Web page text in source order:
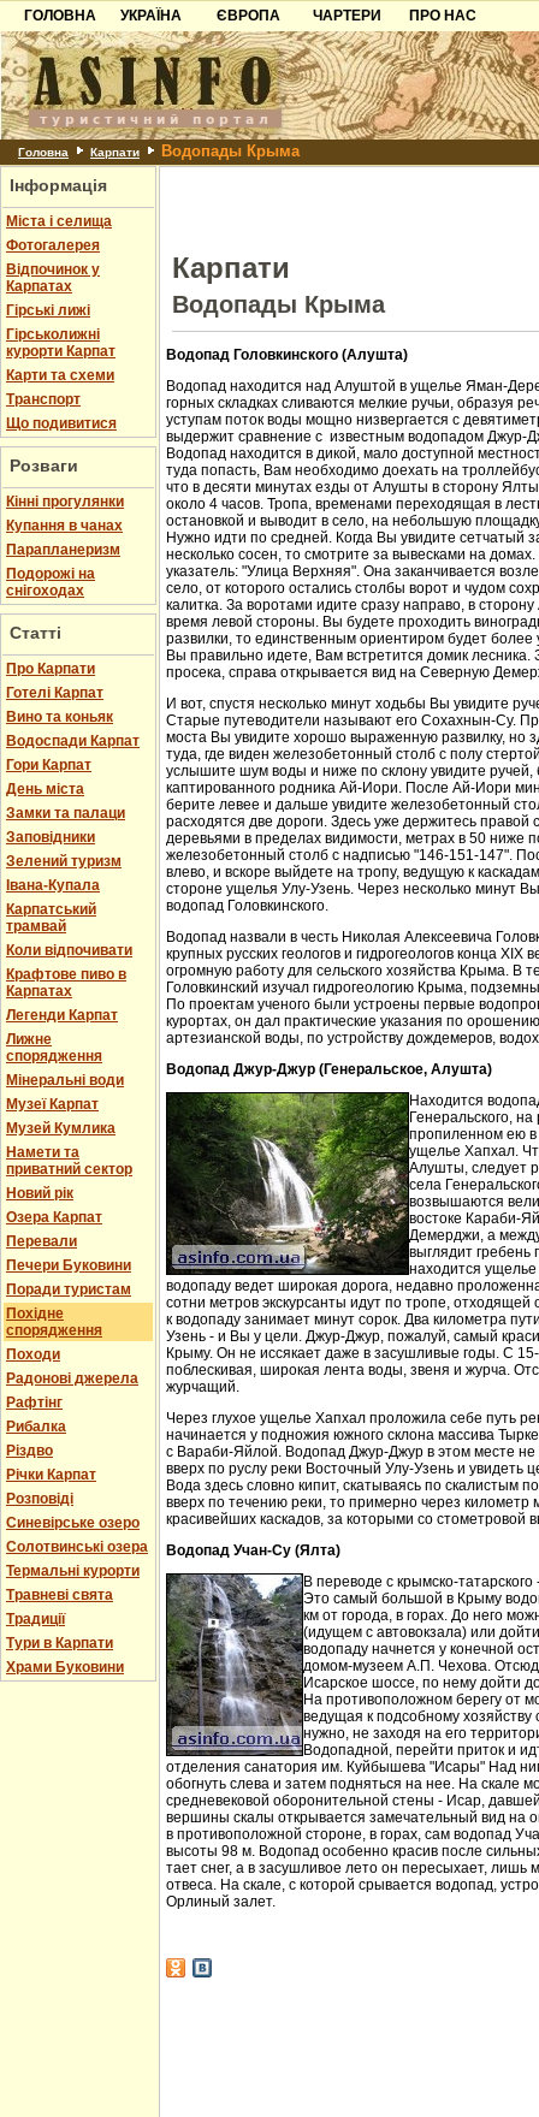
ГОЛОВНА
УКРАЇНА
Карпати
Азов
Причорноморря
Шацьк
ЄВРОПА
Чорногорія
Хорватія
Болгарія
Албанія
ЧАРТЕРИ
ПРО НАС
Контакти
Партнерам
Додати готель
Головна Карпати Водопады Крыма
Інформація
Міста і селища
Фотогалерея
Відпочинок у
Карпатах
Гірські лижі
Гірськолижні
курорти Карпат
Карти та схеми
Транспорт
Що подивитися
Розваги
Кінні прогулянки
Купання в чанах
Парапланеризм
Подорожі на
снігоходах
Статті
Про Карпати
Готелі Карпат
Вино та коньяк
Водоспади Карпат
Гори Карпат
День міста
Замки та палаци
Заповідники
Зелений туризм
Івана-Купала
Карпатський
трамвай
Коли відпочивати
Крафтове пиво в
Карпатах
Легенди Карпат
Лижне
спорядження
Мінеральні води
Музеї Карпат
Музей Кумлика
Намети та
приватний сектор
Новий рік
Озера Карпат
Перевали
Печери Буковини
Поради туристам
Похідне
спорядження
Походи
Радонові джерела
Рафтінг
Рибалка
Різдво
Річки Карпат
Розповіді
Синевірське озеро
Солотвинські озера
Термальні курорти
Травневі свята
Традиції
Тури в Карпати
Храми Буковини
Карпати
Водопады Крыма
Водопад Головкинского (Алушта)
Водопад находится над Алуштой в ущелье Яман-
горных складках сливаются мелкие ручьи, образуя
уступам поток воды мощно низвергается с
выдержит сравнение с известным водопадом Джур-
Водопад находится в дикой, мало доступной
туда попасть, Вам необходимо доехать на
что в десяти минутах езды от Алушты в сторону
около 4 часов. Тропа, временами переходящая в
остановкой и выводит в село, на небольшую
Нужно идти по средней. Когда Вы увидите сетчатый
несколько сосен, то смотрите за вывесками на
указатель: "Улица Верхняя". Она заканчивается
село, от которого остались столбы ворот и чудом
калитка. За воротами идите сразу направо, в
время левой стороны. Вы будете проходить
развилки, то единственным ориентиром будет более
Вы правильно идете, Вам встретится домик лесника.
просека, справа открывается вид на Северную
И вот, спустя несколько минут ходьбы Вы увидите
Старые путеводители называют его Сохахнын-Су.
моста Вы увидите хорошо выраженную развилку, но
туда, где виден железобетонный столб с полу
услышите шум воды и ниже по склону увидите
каптированного родника Ай-Иори. После Ай-Иори
берите левее и дальше увидите железобетонный
расходятся две дороги. Здесь уже держитесь правой
деревьями в пределах видимости, метрах в 50 ниже
железобетонный столб с надписью "146-151-147".
влево, и вскоре выйдете на тропу, ведущую к
стороне ущелья Улу-Узень. Через несколько минут
водопад Головкинского.
Водопад назвали в честь Николая Алексеевича
крупных русских геологов и гидрогеологов конца XIX
огромную работу для сельского хозяйства Крыма. В
Головкинский изучал гидрогеологию Крыма,
По проектам ученого были устроены первые
курортах, он дал практические указания по
артезианской воды, по устройству дождемеров,
Водопад Джур-Джур (Генеральское, Алушта)
Находится
Генеральского,
пропиленном ею в
ущелье Хапхал.
Алушты, следует
села
возвышаются
востоке Караби-
Демерджи, а
выглядит гребень
находится
водопаду ведет широкая дорога, недавно
сотни метров экскурсанты идут по тропе, отходящей
к водопаду занимает минут сорок. Два километра
Узень - и Вы у цели. Джур-Джур, пожалуй, самый
Крыму. Он не иссякает даже в засушливые годы. С
поблескивая, широкая лента воды, звеня и журча.
журчащий.
Через глухое ущелье Хапхал проложила себе путь
начинается у подножия южного склона массива
с Вараби-Яйлой. Водопад Джур-Джур в этом месте
вверх по руслу реки Восточный Улу-Узень и увидеть
Вода здесь словно кипит, скатываясь по скалистым
вверх по течению реки, то примерно через километр
красивейших каскадов, за которыми со стометровой
Водопад Учан-Су (Ялта)
В переводе с крымско-
Это самый большой в Крыму
км от города, в горах. До него
(идущем с автовокзала) или
водопаду начнется у конечной
домом-музеем А.П. Чехова.
Исарское шоссе, по нему дойти
На противоположном берегу от
ведущая к подсобному
нужно, не заходя на его
Водопадной, перейти приток и
отделения санатория им. Куйбышева "Исары" Над
обогнуть слева и затем подняться на нее. На скале
средневековой оборонительной стены - Исар,
вершины скалы открывается замечательный вид на
в противоположной стороне, в горах, сам водопад
высоты 98 м. Водопад особенно красив после
тает снег, а в засушливое лето он пересыхает, лишь
отвеса. На скале, с которой срывается водопад,
Орлиный залет.